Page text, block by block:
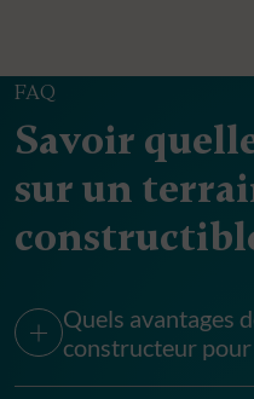
FAQ
Savoir
sur un
Quels avantages
constructeur